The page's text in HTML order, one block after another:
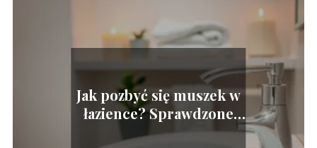
Jak pozbyć się muszek w
łazience? Sprawdzone
metody i porady